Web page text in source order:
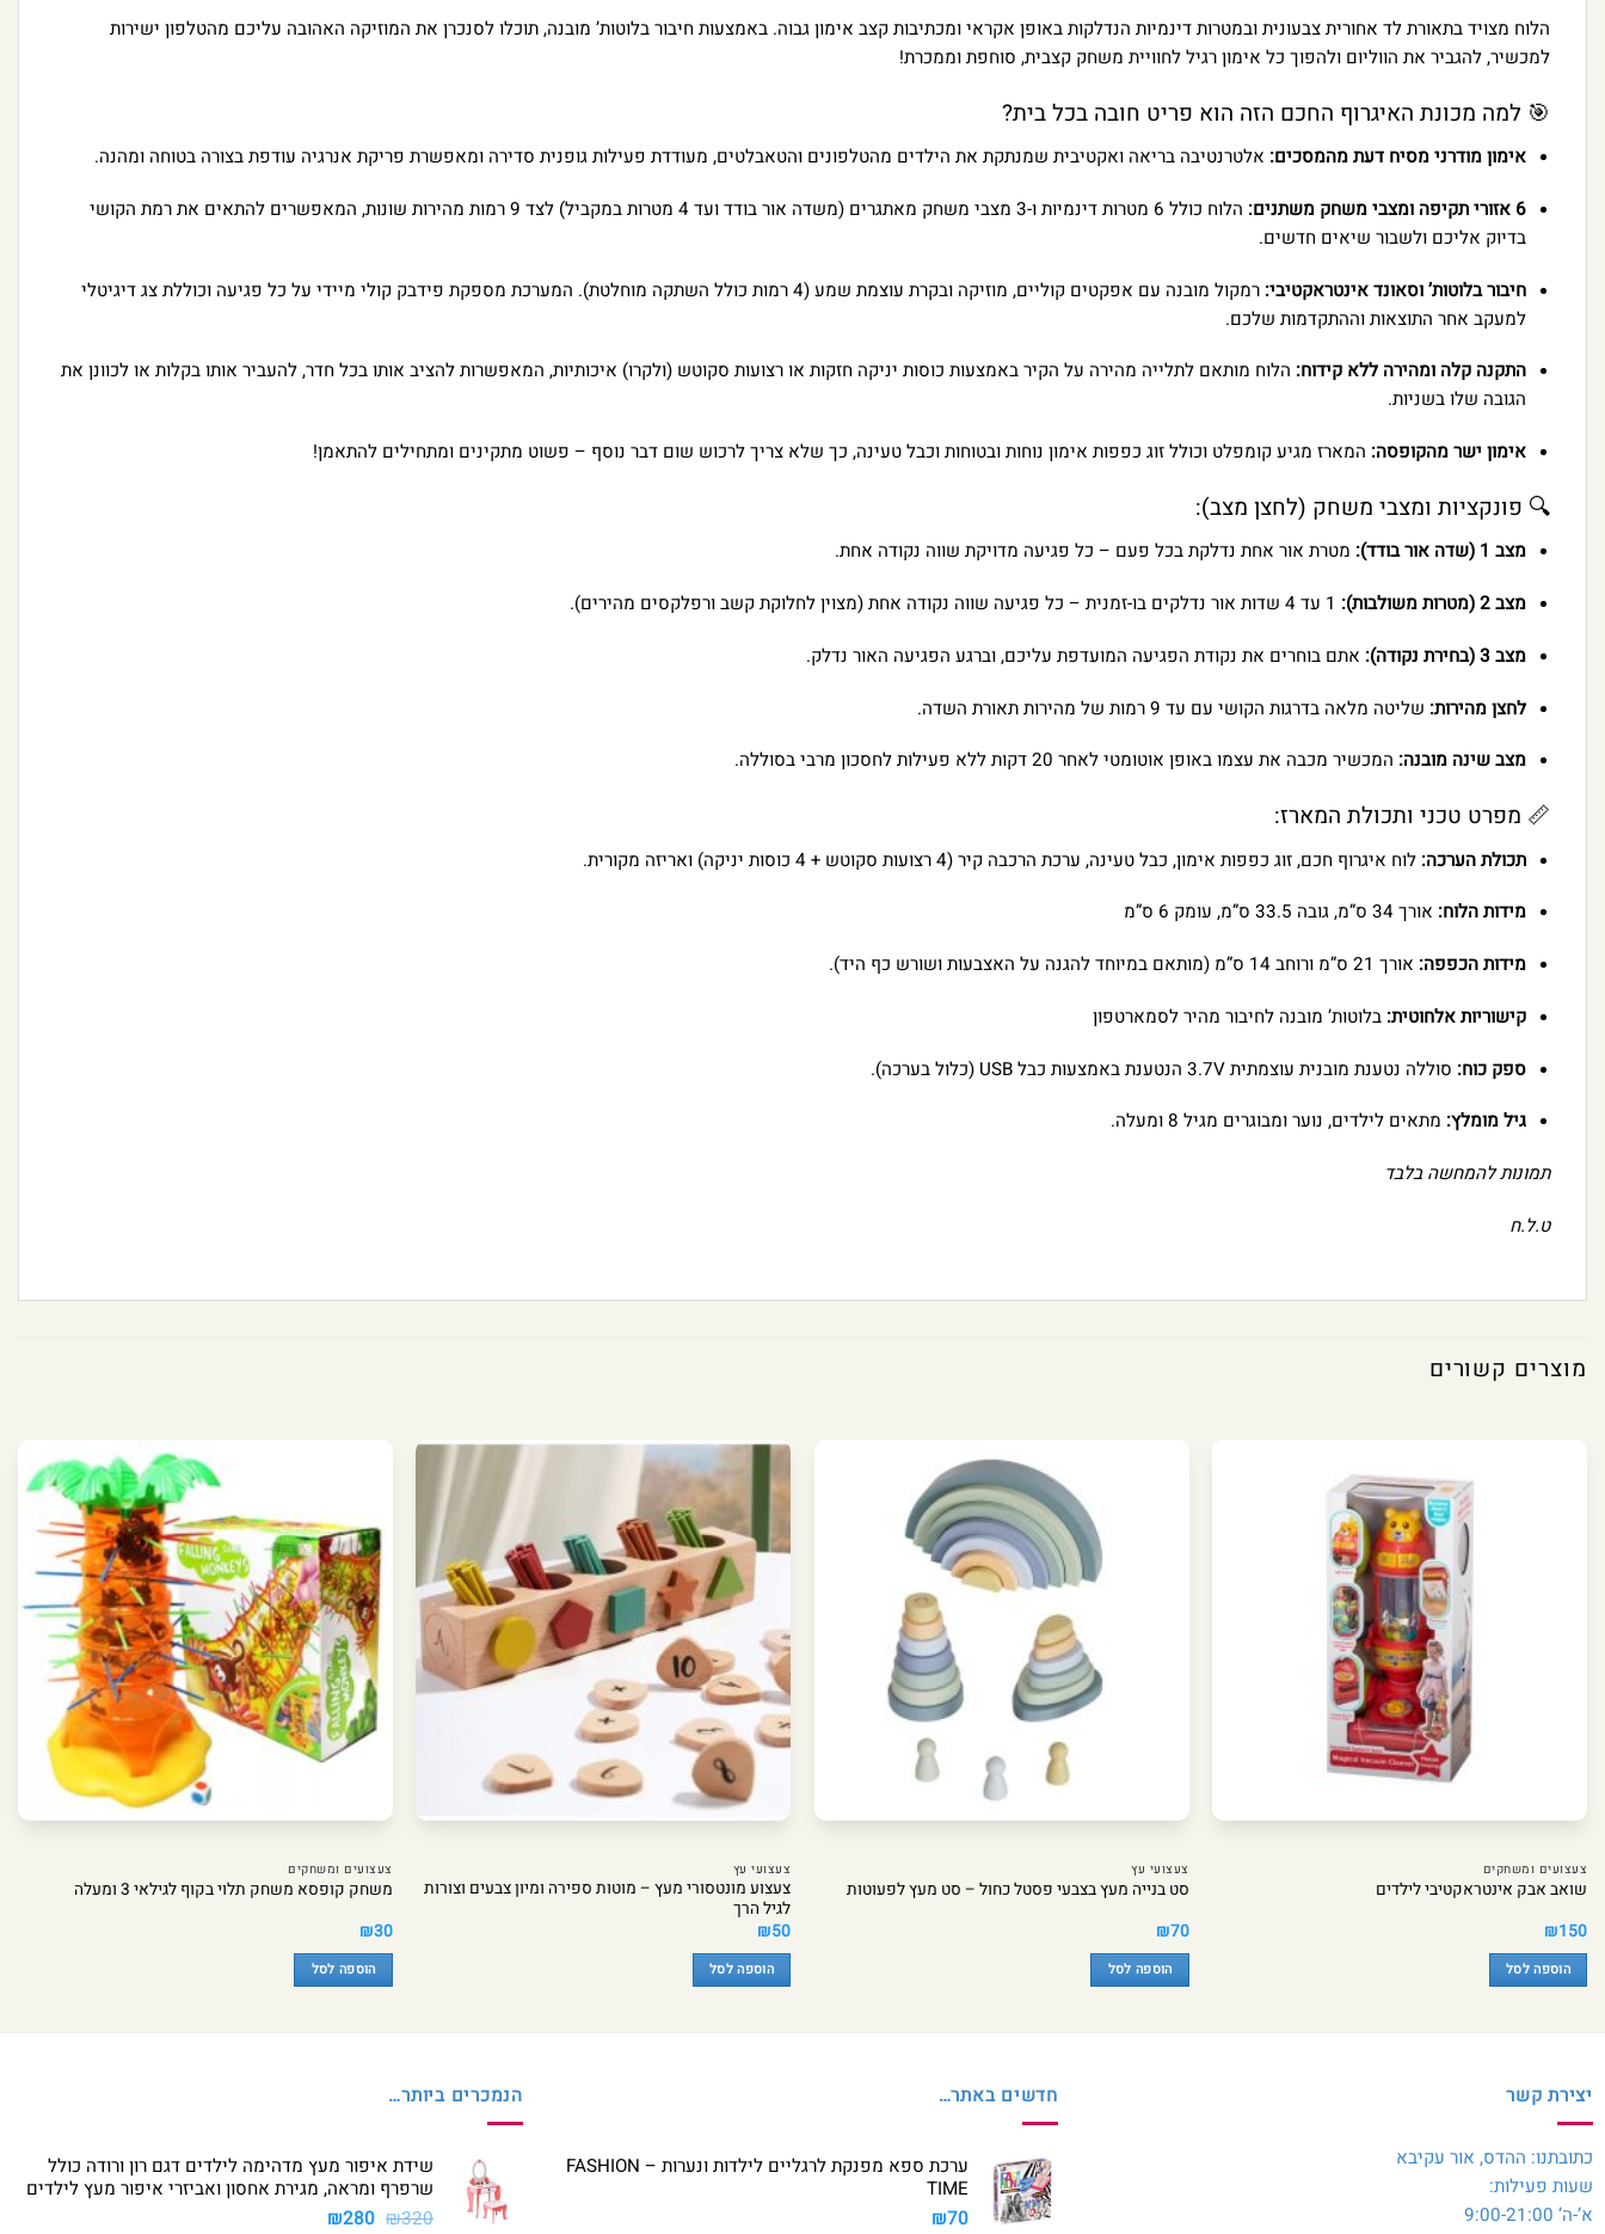
הלוח מצויד בתאורת לד אחורית צבעונית ובמטרות דינמיות הנדלקות באופן אקראי ומכתיבות קצב אימון גבוה. באמצעות חיבור בלוטות’ מובנה, תוכלו לסנכרן את המוזיקה האהובה עליכם מהטלפון ישירות
למכשיר, להגביר את הווליום ולהפוך כל אימון רגיל לחוויית משחק קצבית, סוחפת וממכרת!
🎯 למה מכונת האיגרוף החכם הזה הוא פריט חובה בכל בית?
אימון מודרני מסיח דעת מהמסכים: אלטרנטיבה בריאה ואקטיבית שמנתקת את הילדים מהטלפונים והטאבלטים, מעודדת פעילות גופנית סדירה ומאפשרת פריקת אנרגיה עודפת בצורה בטוחה ומהנה.
6 אזורי תקיפה ומצבי משחק משתנים:
הלוח כולל 6 מטרות דינמיות ו-3 מצבי משחק מאתגרים (משדה אור בודד ועד 4 מטרות במקביל) לצד 9 רמות מהירות שונות, המאפשרים להתאים את רמת הקושי
בדיוק אליכם ולשבור שיאים חדשים.
חיבור בלוטות’ וסאונד אינטראקטיבי:
רמקול מובנה עם אפקטים קוליים, מוזיקה ובקרת עוצמת שמע (4 רמות כולל השתקה מוחלטת). המערכת מספקת פידבק קולי מיידי על כל פגיעה וכוללת צג דיגיטלי
למעקב אחר התוצאות וההתקדמות שלכם.
התקנה קלה ומהירה ללא קידוח: הלוח מותאם לתלייה מהירה על הקיר באמצעות כוסות יניקה חזקות או רצועות סקוטש (ולקרו) איכותיות, המאפשרות להציב אותו בכל חדר, להעביר אותו בקלות או לכוונן את
הגובה שלו בשניות.
אימון ישר מהקופסה: המארז מגיע קומפלט וכולל זוג כפפות אימון נוחות ובטוחות וכבל טעינה, כך שלא צריך לרכוש שום דבר נוסף – פשוט מתקינים ומתחילים להתאמן!
🔍 פונקציות ומצבי משחק (לחצן מצב):
מצב 1 (שדה אור בודד):
מטרת אור אחת נדלקת בכל פעם – כל פגיעה מדויקת שווה נקודה אחת.
מצב 2 (מטרות משולבות):
מצב 3 (בחירת נקודה):
אתם בוחרים את נקודת הפגיעה המועדפת עליכם, וברגע הפגיעה האור נדלק.
לחצן מהירות: שליטה מלאה בדרגות הקושי עם עד 9 רמות של מהירות תאורת השדה.
מצב שינה מובנה: המכשיר מכבה את עצמו באופן אוטומטי לאחר 20 דקות ללא פעילות לחסכון מרבי בסוללה.
📏 מפרט טכני ותכולת המארז:
תכולת הערכה: לוח איגרוף חכם, זוג כפפות אימון, כבל טעינה, ערכת הרכבה קיר (4 רצועות סקוטש + 4 כוסות יניקה) ואריזה מקורית.
מידות הלוח: אורך 34 ס”מ, גובה 33.5 ס”מ, עומק 6 ס”מ
מידות הכפפה: אורך 21 ס”מ ורוחב 14 ס”מ (מותאם במיוחד להגנה על האצבעות ושורש כף היד).
קישוריות אלחוטית: בלוטות’ מובנה לחיבור מהיר לסמארטפון
ספק כוח: סוללה נטענת מובנית עוצמתית 3.7V הנטענת באמצעות כבל USB (כלול בערכה).
גיל מומלץ: מתאים לילדים, נוער ומבוגרים מגיל 8 ומעלה.
תמונות להמחשה בלבד
ט.ל.ח
מוצרים קשורים
צעצועים ומשחקים
שואב אבק אינטראקטיבי לילדים
₪150
הוספה לסל
צעצועי עץ
סט בנייה מעץ בצבעי פסטל כחול – סט מעץ לפעוטות
₪70
הוספה לסל
צעצועי עץ
צעצוע מונטסורי מעץ – מוטות ספירה ומיון צבעים וצורות
לגיל הרך
₪50
הוספה לסל
צעצועים ומשחקים
משחק קופסא משחק תלוי בקוף לגילאי 3 ומעלה
₪30
הוספה לסל
יצירת קשר
כתובתנו: ההדס, אור עקיבא
שעות פעילות:
א’-ה’ 9:00-21:00
חדשים באתר…
ערכת ספא מפנקת לרגליים לילדות ונערות – FASHION
TIME
₪70
הנמכרים ביותר…
שידת איפור מעץ מדהימה לילדים דגם רון ורודה כולל
שרפרף ומראה, מגירת אחסון ואביזרי איפור מעץ לילדים
₪320
המחיר
₪280 המחיר